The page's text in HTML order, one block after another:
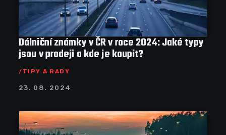
Dálniční známky v ČR v roce 2024: Jaké typy
jsou v prodeji a kde je koupit?
TIPY A RADY
23. 08. 2024